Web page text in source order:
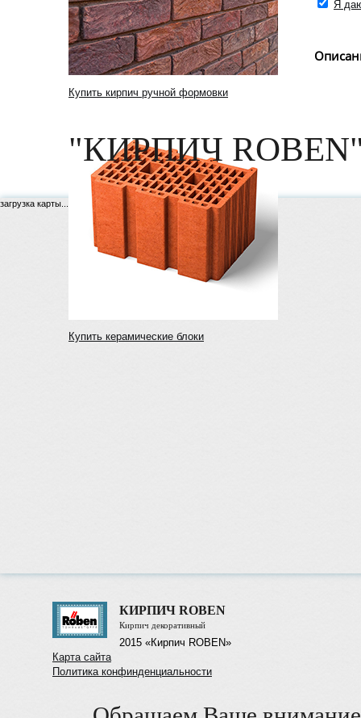
Купить кирпич ручной формовки
Купить керамические блоки
Я
"КИРПИЧ
загрузка карты...
КИРПИЧ ROBEN
Кирпич декоративный
2015 «Кирпич ROBEN»
Карта сайта
Политика конфинденциальности